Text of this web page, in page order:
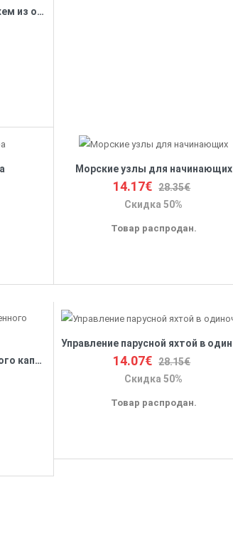
Модели на скорую руку. Вяжем из остатков пряжи. Крючок
Морские узлы для начинающих
14.17€ 28.35€
Скидка 50%
Товар распродан.
Краткий справочник яхтенного капитана 14.07€ 28.15€
Скидка 50%
Товар распродан.